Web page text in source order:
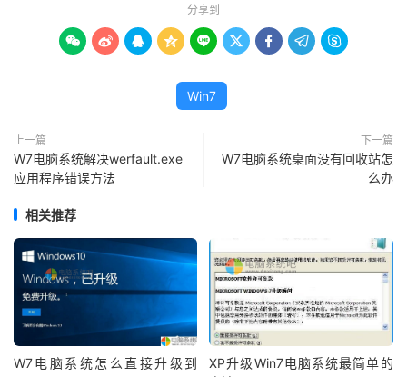
分享到
        
Win7
上一篇
W7电脑系统解决werfault.exe
应用程序错误方法
下一篇
W7电脑系统桌面没有回收站怎
么办
相关推荐
W7电脑系统怎么直接升级到
XP升级Win7电脑系统最简单的